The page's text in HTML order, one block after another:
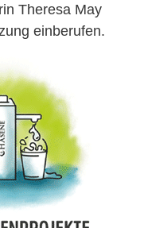
Theresa May
einberufen.